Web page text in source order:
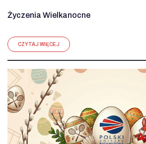
Życzenia Wielkanocne
CZYTAJ WIĘCEJ